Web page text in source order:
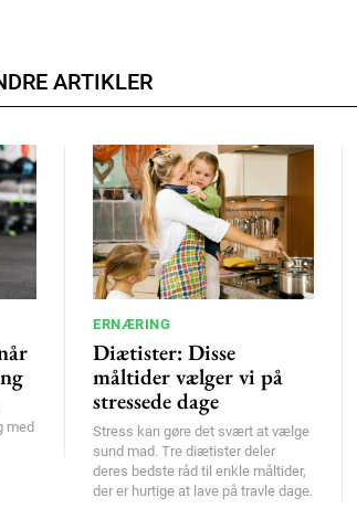
ARTIKLER
med
ERNÆRING
Diætister: Disse
måltider vælger vi på
stressede dage
Stress kan gøre det svært at vælge
sund mad. Tre diætister deler
deres bedste råd til enkle måltider,
der er hurtige at lave på travle dage.